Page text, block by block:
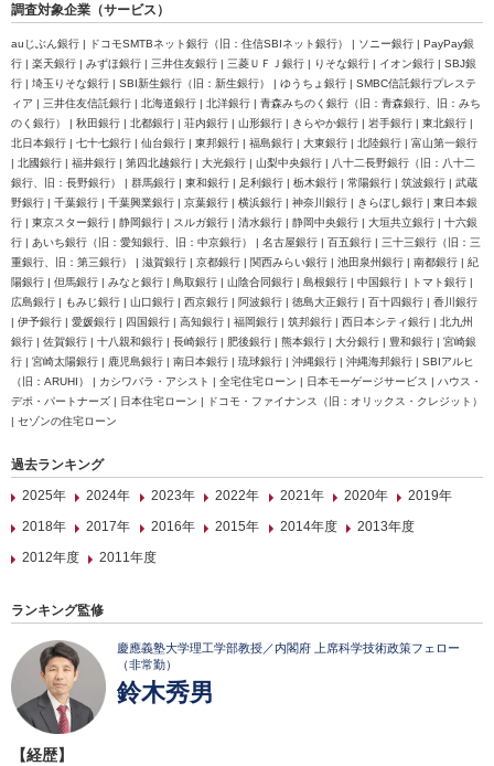
調査対象企業（サービス）
auじぶん銀行 | ドコモSMTBネット銀行（旧：住信SBIネット銀行） | ソニー銀行 | PayPay銀
行 | 楽天銀行 | みずほ銀行 | 三井住友銀行 | 三菱ＵＦＪ銀行 | りそな銀行 | イオン銀行 | SBJ銀
行 | 埼玉りそな銀行 | SBI新生銀行（旧：新生銀行） | ゆうちょ銀行 | SMBC信託銀行プレステ
ィア | 三井住友信託銀行 | 北海道銀行 | 北洋銀行 | 青森みちのく銀行（旧：青森銀行、旧：みち
のく銀行） | 秋田銀行 | 北都銀行 | 荘内銀行 | 山形銀行 | きらやか銀行 | 岩手銀行 | 東北銀行 |
北日本銀行 | 七十七銀行 | 仙台銀行 | 東邦銀行 | 福島銀行 | 大東銀行 | 北陸銀行 | 富山第一銀行
| 北國銀行 | 福井銀行 | 第四北越銀行 | 大光銀行 | 山梨中央銀行 | 八十二長野銀行（旧：八十二
銀行、旧：長野銀行） | 群馬銀行 | 東和銀行 | 足利銀行 | 栃木銀行 | 常陽銀行 | 筑波銀行 | 武蔵
野銀行 | 千葉銀行 | 千葉興業銀行 | 京葉銀行 | 横浜銀行 | 神奈川銀行 | きらぼし銀行 | 東日本銀
行 | 東京スター銀行 | 静岡銀行 | スルガ銀行 | 清水銀行 | 静岡中央銀行 | 大垣共立銀行 | 十六銀
行 | あいち銀行（旧：愛知銀行、旧：中京銀行） | 名古屋銀行 | 百五銀行 | 三十三銀行（旧：三
重銀行、旧：第三銀行） | 滋賀銀行 | 京都銀行 | 関西みらい銀行 | 池田泉州銀行 | 南都銀行 | 紀
陽銀行 | 但馬銀行 | みなと銀行 | 鳥取銀行 | 山陰合同銀行 | 島根銀行 | 中国銀行 | トマト銀行 |
広島銀行 | もみじ銀行 | 山口銀行 | 西京銀行 | 阿波銀行 | 徳島大正銀行 | 百十四銀行 | 香川銀行
| 伊予銀行 | 愛媛銀行 | 四国銀行 | 高知銀行 | 福岡銀行 | 筑邦銀行 | 西日本シティ銀行 | 北九州
銀行 | 佐賀銀行 | 十八親和銀行 | 長崎銀行 | 肥後銀行 | 熊本銀行 | 大分銀行 | 豊和銀行 | 宮崎銀
行 | 宮崎太陽銀行 | 鹿児島銀行 | 南日本銀行 | 琉球銀行 | 沖縄銀行 | 沖縄海邦銀行 | SBIアルヒ
（旧：ARUHI） | カシワバラ・アシスト | 全宅住宅ローン | 日本モーゲージサービス | ハウス・
デポ・パートナーズ | 日本住宅ローン | ドコモ・ファイナンス（旧：オリックス・クレジット）
| セゾンの住宅ローン
過去ランキング
2025年
2024年 2023年 2022年 2021年 2020年
2019年
2018年
2017年 2016年 2015年 2014年度
2013年度
2012年度
2011年度
ランキング監修
慶應義塾大学理工学部教授／内閣府 上席科学技術政策フェロー
（非常勤）
鈴木秀男
【経歴】